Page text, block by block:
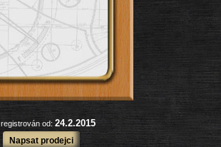
registrován od:24.2.2015
Napsat prodejci